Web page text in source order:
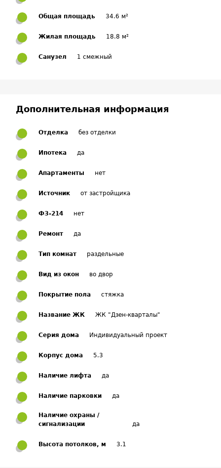
Общая площадь 34.6 м²
Жилая площадь 18.8 м²
Санузел 1 смежный
Дополнительная информация
Отделка без отделки
Ипотека да
Апартаменты нет
Источник от застройщика
ФЗ-214 нет
Ремонт да
Тип комнат раздельные
Вид из окон во двор
Покрытие пола стяжка
Название ЖК ЖК "Дзен-кварталы"
Серия дома Индивидуальный проект
Корпус дома 5.3
Наличие лифта да
Наличие парковки да
Наличие охраны /
сигнализации
да
Высота потолков, м 3.1